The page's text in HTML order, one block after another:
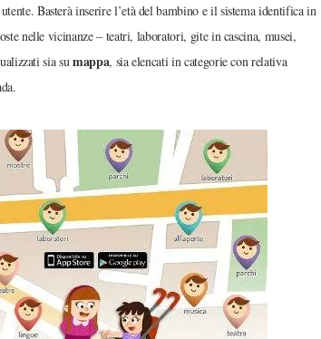
Basterà inserire l’età del bambino e il sistema identifica in
nelle vicinanze – teatri, laboratori, gite in cascina, musei,
sia su mappa, sia elencati in categorie con relativa